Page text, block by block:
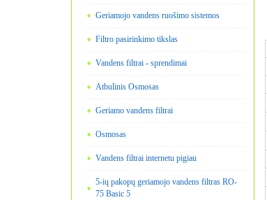
Geriamojo vandens ruošimo sistemos
Filtro pasirinkimo tikslas
Vandens filtrai - sprendimai
Atbulinis Osmosas
Geriamo vandens filtrai
Osmosas
Vandens filtrai internetu pigiau
5-ių pakopų geriamojo vandens filtras RO-
75 Basic 5